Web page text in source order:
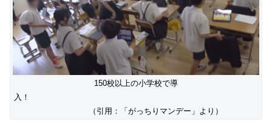
150校以上の小学校で導
入！
（引用：「がっちりマンデー」より）